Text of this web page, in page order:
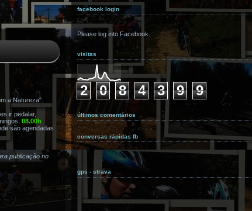
a Natureza".
ir pedalar,
08.00h
são agendadas
publicação no
facebook login
Please log into Facebook.
visitas
2 0 8 4 3 9 9
últimos comentários
conversas rápidas fb
gps - strava